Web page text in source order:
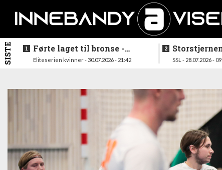
SISTE
Førte laget til bronse -
trenerduoen ferdige i
Eliteserien kvinner - 30.07.2026 - 21:42
ferdig -
SSL - 28.07.2026 -